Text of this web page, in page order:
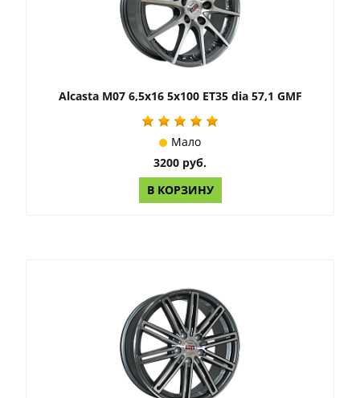
Alcasta M07 6,5x16 5x100 ET35 dia 57,1 GMF
Мало
3200 руб.
В КОРЗИНУ